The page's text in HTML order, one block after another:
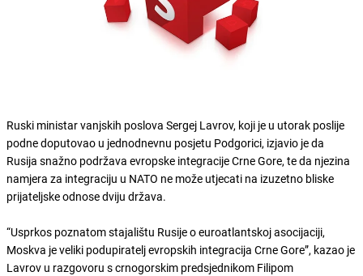
Ruski ministar vanjskih poslova Sergej Lavrov, koji je u utorak poslije
podne doputovao u jednodnevnu posjetu Podgorici, izjavio je da
Rusija snažno podržava evropske integracije Crne Gore, te da njezina
namjera za integraciju u NATO ne može utjecati na izuzetno bliske
prijateljske odnose dviju država.
“Usprkos poznatom stajalištu Rusije o euroatlantskoj asocijaciji,
Moskva je veliki podupiratelj evropskih integracija Crne Gore”, kazao je
Lavrov u razgovoru s crnogorskim predsjednikom Filipom